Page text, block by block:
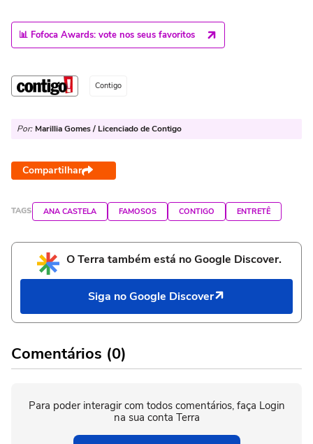
📊 Fofoca Awards: vote nos seus favoritos
Contigo
Por: Marillia Gomes / Licenciado de Contigo
Compartilhar
TAGS ANA CASTELA FAMOSOS CONTIGO ENTRETÊ
O Terra também está no Google Discover.
Siga no Google Discover
Comentários (0)
Para poder interagir com todos comentários, faça Login
na sua conta Terra